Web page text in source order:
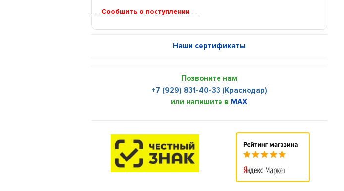
Сообщить о поступлении
Наши сертификаты
Позвоните нам
+7 (929) 831-40-33 (Краснодар)
или напишите в MAX